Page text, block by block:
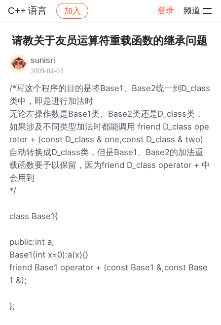
C++ 语言 加入 登录 频道
社区 C++ 语言 帖子详情
请教关于友员运算符重载函数的继承问题
sunisri
2009-04-04
/*写这个程序的目的是将Base1、Base2统一到D_class
类中，即是进行加法时
无论左操作数是Base1类、Base2类还是D_class类，
如果涉及不同类型加法时都能调用 friend D_class ope
rator + (const D_class & one,const D_class & two)
自动转换成D_class类，但是Base1、Base2的加法重
载函数要予以保留，因为friend D_class operator + 中
会用到
*/
class Base1{
public:int a;
Base1(int x=0):a(x){}
friend Base1 operator + (const Base1 &,const Base
1 &);
};